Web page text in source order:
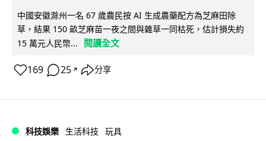
中國安徽滁州一名 67 歲農民按 AI 生成農藥配方為芝麻田除
草，結果 150 畝芝麻苗一夜之間與雜草一同枯死，估計損失約
15 萬元人民幣...
閱讀全文
169 25 ↗ 分享
科技娛樂 生活科技 玩具